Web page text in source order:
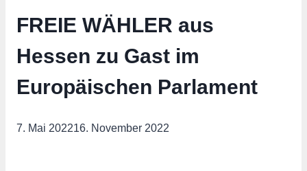
FREIE WÄHLER aus
Hessen zu Gast im
Europäischen Parlament
7. Mai 202216. November 2022